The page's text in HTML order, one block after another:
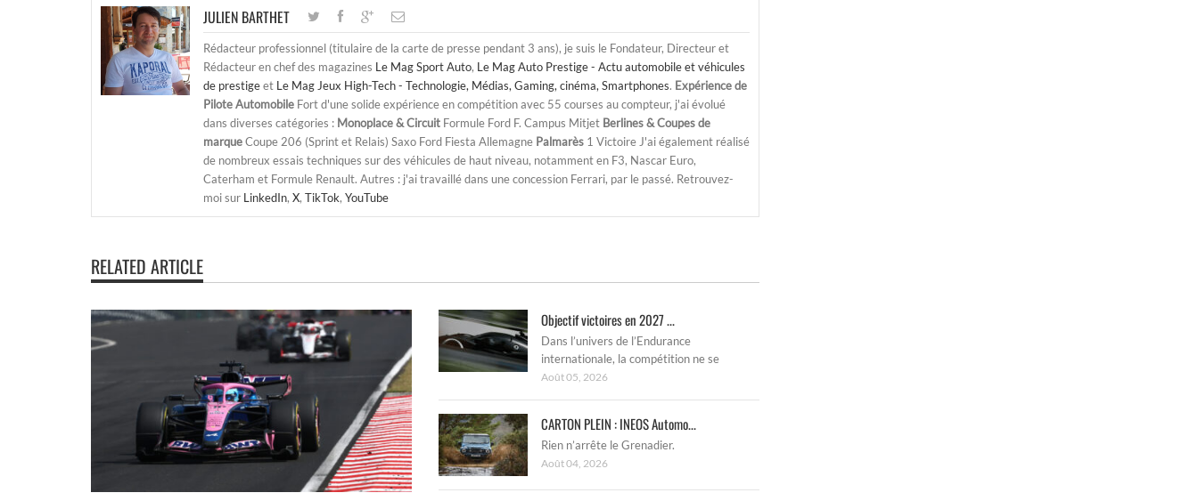
JULIEN BARTHET
Rédacteur professionnel (titulaire de la carte de presse pendant 3 ans), je suis le Fondateur, Directeur et
Rédacteur en chef des magazines Le Mag Sport Auto, Le Mag Auto Prestige - Actu automobile et véhicules
de prestigeet Le Mag Jeux High-Tech - Technologie, Médias, Gaming, cinéma, Smartphones. Expérience de
Pilote Automobile Fort d'une solide expérience en compétition avec 55 courses au compteur, j'ai évolué
dans diverses catégories : Monoplace & Circuit Formule Ford F. Campus Mitjet Berlines & Coupes de
marqueCoupe 206 (Sprint et Relais) Saxo Ford Fiesta Allemagne Palmarès 1 Victoire J'ai également réalisé
de nombreux essais techniques sur des véhicules de haut niveau, notamment en F3, Nascar Euro,
Caterham et Formule Renault. Autres : j'ai travaillé dans une concession Ferrari, par le passé. Retrouvez-
moi sur LinkedIn, X, TikTok, YouTube
RELATED ARTICLE
Objectif victoires en 2027 ...
Dans l’univers de l’Endurance
internationale, la compétition ne se
Août 05, 2026
CARTON PLEIN : INEOS Automo...
Rien n’arrête le Grenadier.
Août 04, 2026